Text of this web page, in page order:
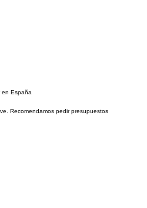
en España
Recomendamos pedir presupuestos